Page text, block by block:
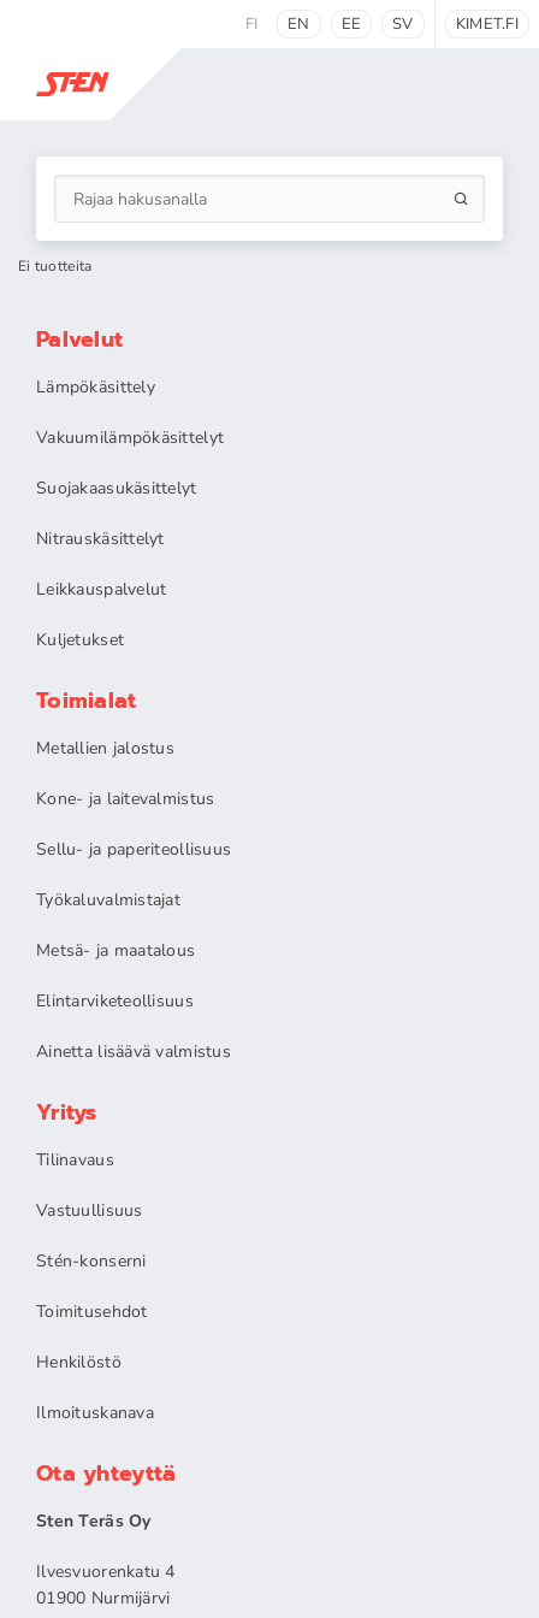
FI EN EE SV KIMET.FI
Ei tuotteita
Palvelut
Lämpökäsittely
Vakuumilämpökäsittelyt
Suojakaasukäsittelyt
Nitrauskäsittelyt
Leikkauspalvelut
Kuljetukset
Toimialat
Metallien jalostus
Kone- ja laitevalmistus
Sellu- ja paperiteollisuus
Työkaluvalmistajat
Metsä- ja maatalous
Elintarviketeollisuus
Ainetta lisäävä valmistus
Yritys
Tilinavaus
Vastuullisuus
Stén-konserni
Toimitusehdot
Henkilöstö
Ilmoituskanava
Ota yhteyttä
Sten Teräs Oy
Ilvesvuorenkatu 4
01900 Nurmijärvi